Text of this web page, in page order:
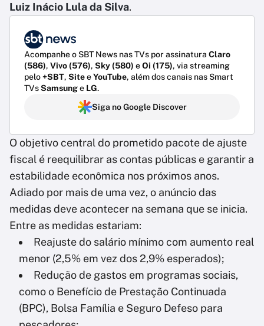
Luiz Inácio Lula da Silva.
Acompanhe o SBT News nas TVs por assinatura Claro
(586), Vivo (576), Sky (580) eOi (175), via streaming
pelo+SBT, SiteeYouTube, além dos canais nas Smart
TVsSamsunge LG.
Siga no Google Discover
O objetivo central do prometido pacote de ajuste
fiscal é reequilibrar as contas públicas e garantir a
estabilidade econômica nos próximos anos.
Adiado por mais de uma vez, o anúncio das
medidas deve acontecer na semana que se inicia.
Entre as medidas estariam:
Reajuste do salário mínimo com aumento real
menor (2,5% em vez dos 2,9% esperados);
Redução de gastos em programas sociais,
como o Benefício de Prestação Continuada
(BPC), Bolsa Família e Seguro Defeso para